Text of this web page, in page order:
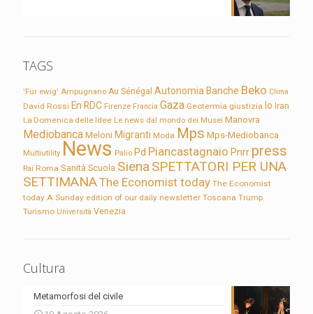
TAGS
'Für ewig' Ampugnano Au Sénégal Autonomia Banche Beko Clima
David Rossi En RDC Firenze Francia Gaza Geotermia giustizia Io Iran
La Domenica delle Idee Le news dal mondo dei Musei Manovra
Mediobanca Meloni Migranti Moda Mps Mps-Mediobanca
Multiutility News Palio Pd Piancastagnaio Pnrr press
Rai Roma Sanità Scuola Siena SPETTATORI PER UNA
SETTIMANAThe Economist today The Economist
today A Sunday edition of our daily newsletter Toscana Trump
Turismo Università Venezia
Cultura
Metamorfosi del civile